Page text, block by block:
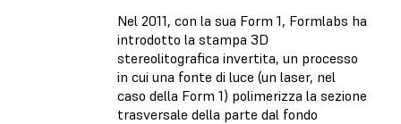
Nel 2011, con la sua Form 1, Formlabs ha
introdotto la stampa 3D
stereolitografica invertita, un processo
in cui una fonte di luce (un laser, nel
caso della Form 1) polimerizza la sezione
trasversale della parte dal fondo